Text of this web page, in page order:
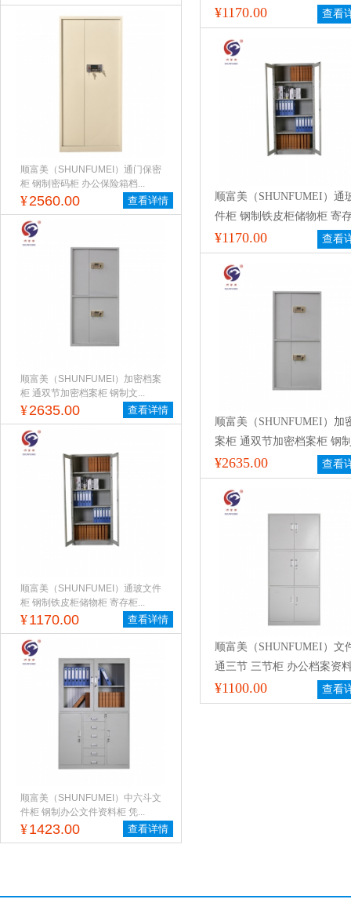
顺富美（SHUNFUMEI）通门保密
柜 钢制密码柜 办公保险箱档...
¥2560.00 查看详情
顺富美（SHUNFUMEI）加密档案
柜 通双节加密档案柜 钢制文...
¥2635.00 查看详情
顺富美（SHUNFUMEI）通玻文件
柜 钢制铁皮柜储物柜 寄存柜...
¥1170.00 查看详情
顺富美（SHUNFUMEI）中六斗文
件柜 钢制办公文件资料柜 凭...
¥1423.00 查看详情
五节柜
¥1170.00 查看
顺富美（SHUNFUMEI）通
件柜 钢制铁皮柜储物柜 寄
钢制员工柜存包柜 钢制玻
柜带锁柜子
¥1170.00 查看
顺富美（SHUNFUMEI）加
案柜 通双节加密档案柜 钢
件柜 带密码锁档案柜 保险
柜
¥2635.00 查看
顺富美（SHUNFUMEI）文
通三节 三节柜 办公档案资
收纳储藏柜铁皮文件柜
¥1100.00 查看